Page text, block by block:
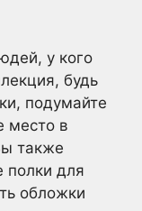
у кого
будь
подумайте
место в
также
полки для
обложки